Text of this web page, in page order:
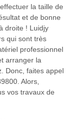
la taille de
et de bonne
droite ! Luidjy
qui sont très
professionnel
arranger la
Donc, faites appel
Alors,
vos travaux de